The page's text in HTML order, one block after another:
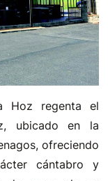
Hoz regenta el
ubicado en la
ofreciendo
cántabro y